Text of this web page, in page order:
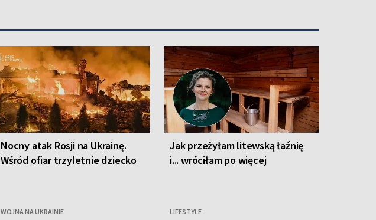
Nocny atak Rosji na Ukrainę.
Wśród ofiar trzyletnie dziecko
WOJNA NA UKRAINIE
Jak przeżyłam litewską łaźnię
i... wróciłam po więcej
LIFESTYLE